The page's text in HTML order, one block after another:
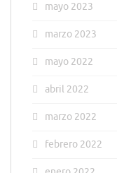
mayo 2023
marzo 2023
mayo 2022
abril 2022
marzo 2022
febrero 2022